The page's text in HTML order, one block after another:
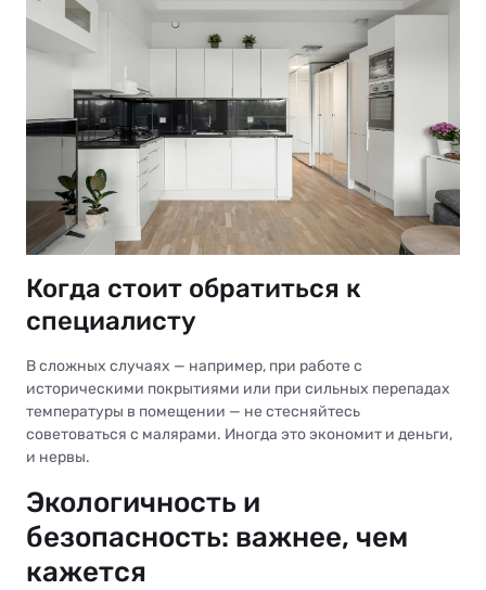
Когда стоит обратиться к
специалисту
В сложных случаях — например, при работе с
историческими покрытиями или при сильных перепадах
температуры в помещении — не стесняйтесь
советоваться с малярами. Иногда это экономит и деньги,
и нервы.
Экологичность и
безопасность: важнее, чем
кажется